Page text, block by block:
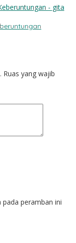
Ruas yang wajib
peramban ini